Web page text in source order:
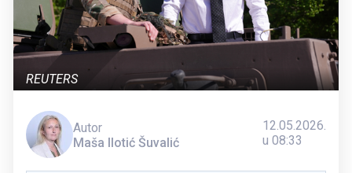
REUTERS
Autor
Maša Ilotić Šuvalić
12.05.2026.
u 08:33